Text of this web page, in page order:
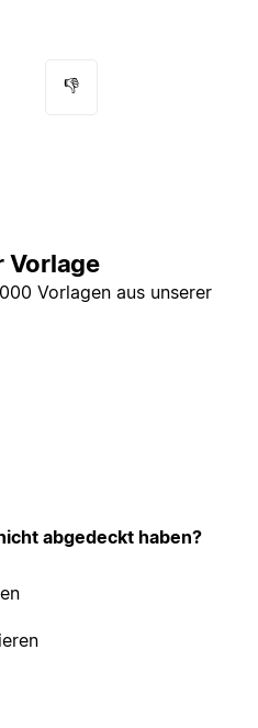
👎
Vorlage
Vorlagen aus unserer
abgedeckt haben?